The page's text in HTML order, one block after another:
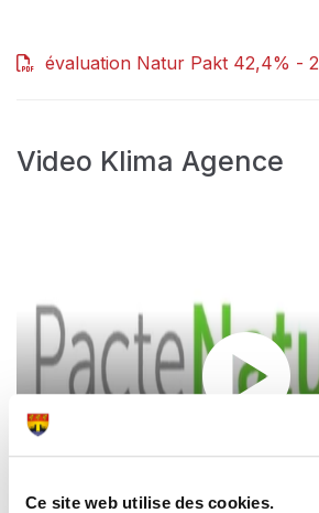
Ce site web utilise des cookies.
évaluation Natur Pakt 42,4% -
Video Klima Agence